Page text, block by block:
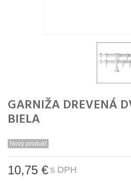
GARNIŽA DREVENÁ
BIELA
Nový produkt
10,75 € s DPH